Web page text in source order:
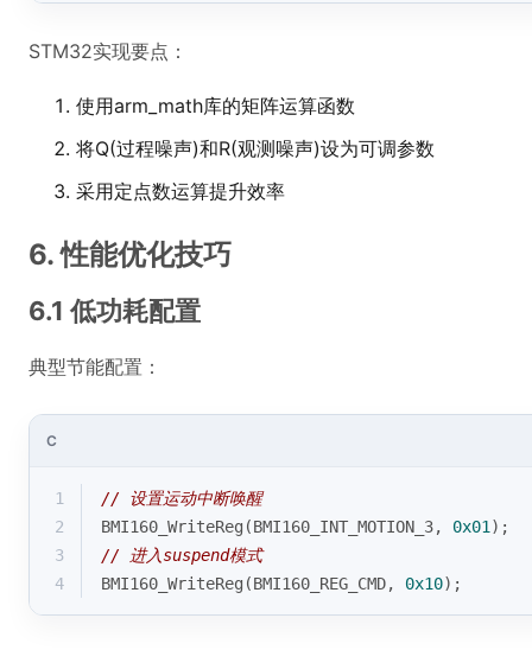
STM32实现要点：
使用arm_math库的矩阵运算函数
将Q(过程噪声)和R(观测噪声)设为可调参数
采用定点数运算提升效率
6. 性能优化技巧
6.1 低功耗配置
典型节能配置：
C
1
// 设置运动中断唤醒
2
BMI160_WriteReg(BMI160_INT_MOTION_3, 0x01 );
3
// 进入suspend模式
4
BMI160_WriteReg(BMI160_REG_CMD, 0x10);